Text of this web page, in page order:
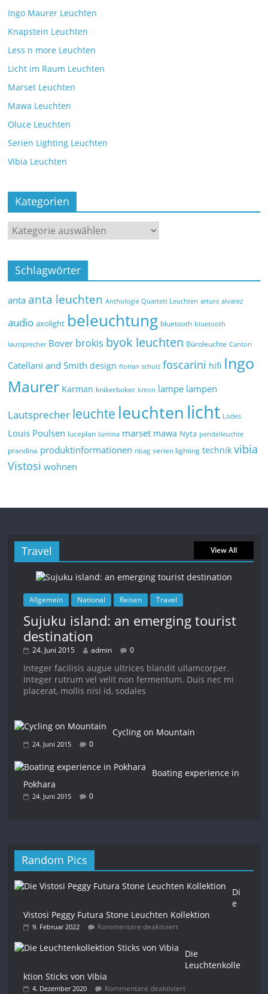
Ingo Maurer Leuchten
Knapstein Leuchten
Less n more Leuchten
Licht im Raum Leuchten
Marset Leuchten
Mawa Leuchten
Oluce Leuchten
Serien Lighting Leuchten
Vibia Leuchten
Kategorien
Schlagwörter
anta anta leuchten Anthologie Quartett Leuchten arturo alvarez
audio axolight beleuchtung bluetooth bluetooth
lautsprecher Bover brokis byok leuchten Büroleuchte Canton
Catellani and Smith design florian schulz foscarini hifi Ingo
Maurer Karman knikerboker kreon lampe lampen
Lautsprecher leuchte leuchten licht Lodes
Louis Poulsen luceplan lumina marset mawa Nyta pendelleuchte
prandina produktinformationen ribag serien lighting technik vibia
Vistosi wohnen
Travel View All
Allgemein National Reisen Travel
Sujuku island: an emerging tourist
destination
24. Juni 2015 admin 0
Integer facilisis augue ultrices blandit ullamcorper.
Integer rutrum vel velit non fermentum. Duis nec mi
placerat, mollis nisi id, sodales
Cycling on Mountain
24. Juni 2015 0
Boating experience in
Pokhara
24. Juni 2015 0
Random Pics
Di
e
Vistosi Peggy Futura Stone Leuchten Kollektion
9. Februar 2022 Kommentare deaktiviert
Die
Leuchtenkolle
ktion Sticks von Vibia
4. Dezember 2020 Kommentare deaktiviert